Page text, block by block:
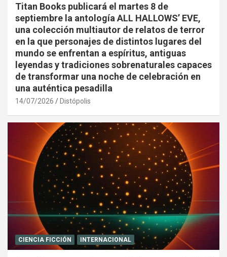
Titan Books publicará el martes 8 de
septiembre la antología ALL HALLOWS’ EVE,
una colección multiautor de relatos de terror
en la que personajes de distintos lugares del
mundo se enfrentan a espíritus, antiguas
leyendas y tradiciones sobrenaturales capaces
de transformar una noche de celebración en
una auténtica pesadilla
14/07/2026 Distópolis
CIENCIA FICCIÓN INTERNACIONAL